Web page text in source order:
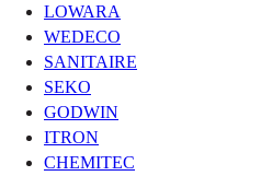
LOWARA
WEDECO
SANITAIRE
SEKO
GODWIN
ITRON
CHEMITEC